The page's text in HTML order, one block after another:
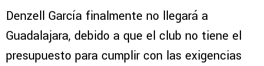
Denzell García finalmente no llegará a
Guadalajara, debido a que el club no tiene el
presupuesto para cumplir con las exigencias